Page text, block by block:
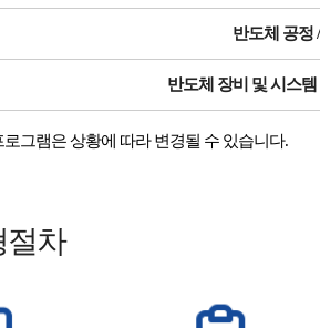
반도체 공정
반도체 장비 및 시스
그램은 상황에 따라 변경될 수 있습니다.
절차